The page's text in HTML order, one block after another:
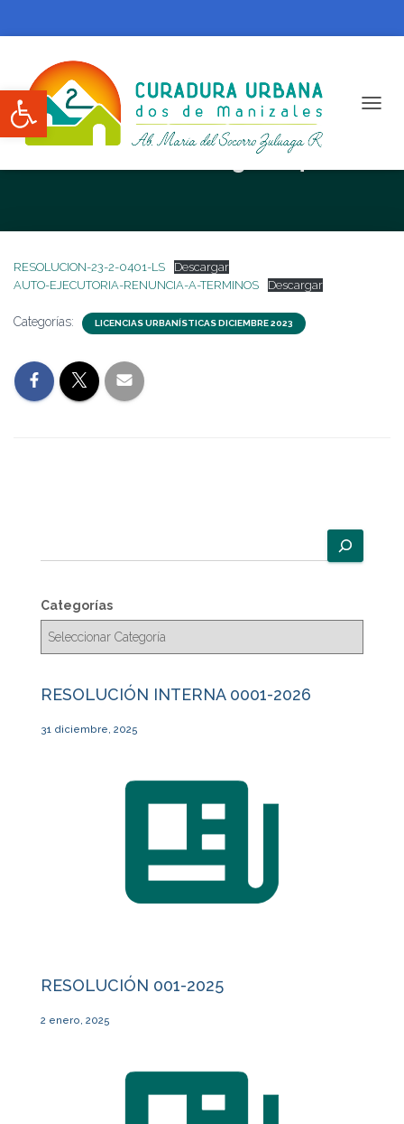
Abrir barra de herramientas
RESOLUCION N. 23-2-0401-LS
RESOLUCION-23-2-0401-LS
Descargar
AUTO-EJECUTORIA-RENUNCIA-A-TERMINOS
Descargar
Categorías: LICENCIAS URBANÍSTICAS DICIEMBRE 2023
u
c
a
Categorías
RESOLUCIÓN INTERNA 0001-2026
31 diciembre, 2025
RESOLUCIÓN 001-2025
2 enero, 2025